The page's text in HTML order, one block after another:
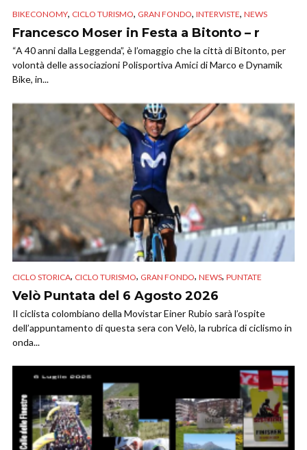
BIKECONOMY, CICLO TURISMO, GRAN FONDO, INTERVISTE, NEWS
Francesco Moser in Festa a Bitonto – r
“A 40 anni dalla Leggenda”, è l’omaggio che la città di Bitonto, per
volontà delle associazioni Polisportiva Amici di Marco e Dynamik
Bike, in...
CICLO STORICA, CICLO TURISMO, GRAN FONDO, NEWS, PUNTATE
Velò Puntata del 6 Agosto 2026
Il ciclista colombiano della Movistar Einer Rubio sarà l’ospite
dell’appuntamento di questa sera con Velò, la rubrica di ciclismo in
onda...